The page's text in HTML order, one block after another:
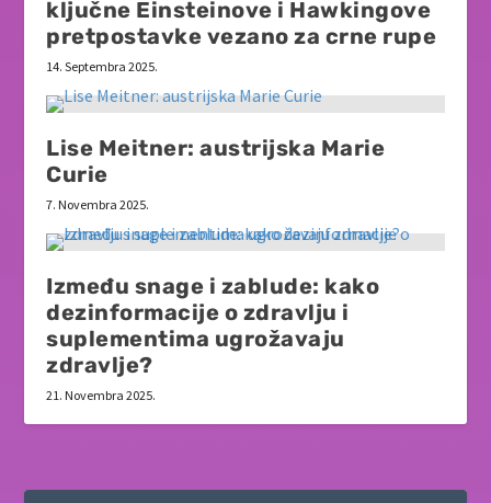
ključne Einsteinove i Hawkingove
pretpostavke vezano za crne rupe
14. Septembra 2025.
Lise Meitner: austrijska Marie
Curie
7. Novembra 2025.
Između snage i zablude: kako
dezinformacije o zdravlju i
suplementima ugrožavaju
zdravlje?
21. Novembra 2025.